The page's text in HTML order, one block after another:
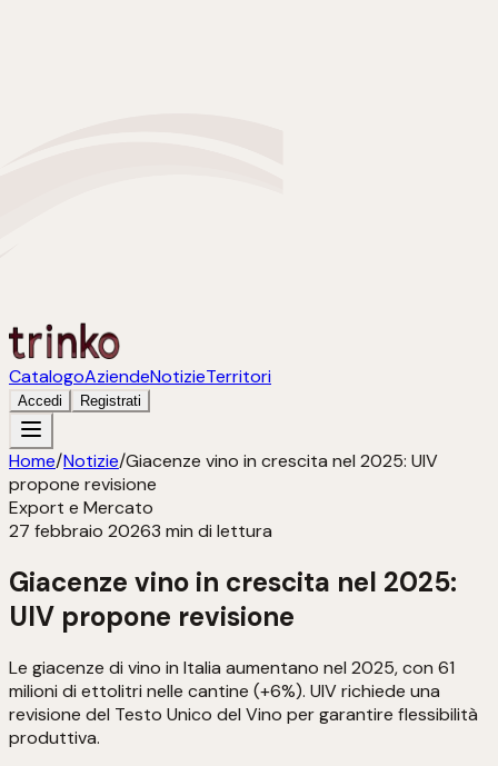
CatalogoAziendeNotizieTerritori
Accedi Registrati
Home/Notizie/Giacenze vino in crescita nel 2025: UIV
propone revisione
Export e Mercato
27 febbraio 20263 min di lettura
Giacenze vino in crescita nel 2025:
UIV propone revisione
Le giacenze di vino in Italia aumentano nel 2025, con 61
milioni di ettolitri nelle cantine (+6%). UIV richiede una
revisione del Testo Unico del Vino per garantire flessibilità
produttiva.